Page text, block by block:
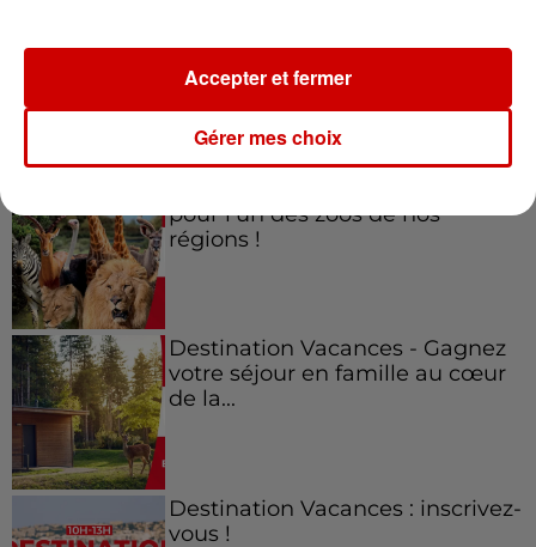
festival Marché Gourmand 2026
à Coulon !
pour l'un des zoos de nos
régions !
Destination Vacances - Gagnez
votre séjour en famille au cœur
de la...
Destination Vacances : inscrivez-
vous !
Gérer mes choix
Accepter et fermer